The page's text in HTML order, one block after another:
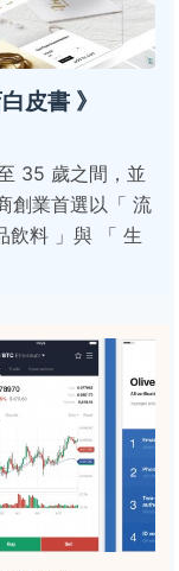
皮書 》
35 歲之間，並
創業首選以「 流
飲料 」與 「 生